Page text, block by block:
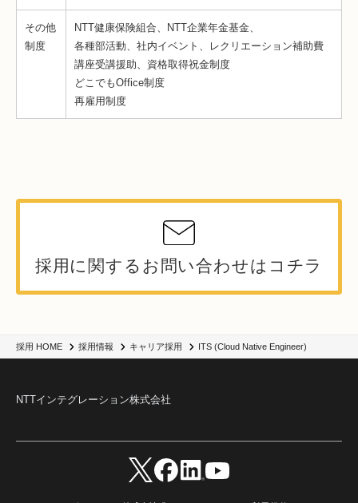
採用 HOME 採用情報 キャリア採用 ITS (Cloud Native Engineer)
その他
制度
NTT健康保険組合、NTT企業年金基金、
各種部活動、社内イベント、レクリエーション補助費
講座受講援助、資格取得祝金制度
どこでもOffice制度
再雇用制度
採用に関するお問い合わせはコチラ
NTTインテグレーション株式会社